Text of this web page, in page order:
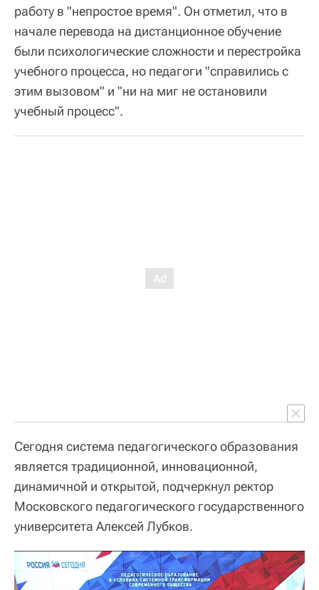
работу в "непростое время". Он отметил, что в
начале перевода на дистанционное обучение
были психологические сложности и перестройка
учебного процесса, но педагоги "справились с
этим вызовом" и "ни на миг не остановили
учебный процесс".
Сегодня система педагогического образования
является традиционной, инновационной,
динамичной и открытой, подчеркнул ректор
Московского педагогического государственного
университета Алексей Лубков.